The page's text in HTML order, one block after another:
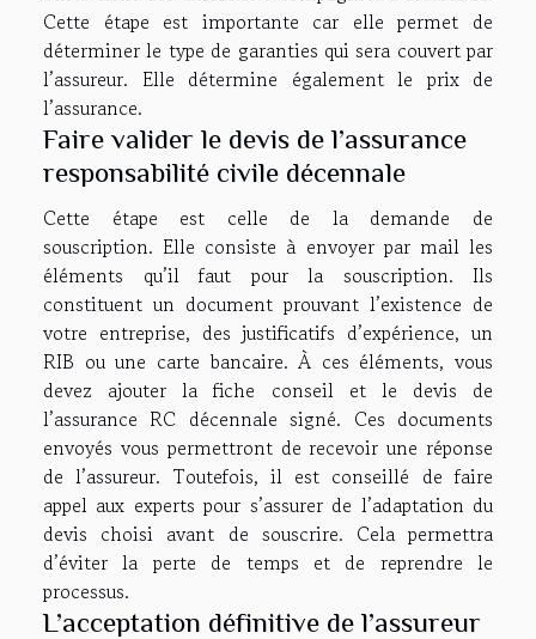
Cette étape est importante car elle permet de
déterminer le type de garanties qui sera couvert par
l’assureur. Elle détermine également le prix de
l’assurance.
Faire valider le devis de l’assurance
responsabilité civile décennale
Cette étape est celle de la demande de
souscription. Elle consiste à envoyer par mail les
éléments qu’il faut pour la souscription. Ils
constituent un document prouvant l’existence de
votre entreprise, des justificatifs d’expérience, un
RIB ou une carte bancaire. À ces éléments, vous
devez ajouter la fiche conseil et le devis de
l’assurance RC décennale signé. Ces documents
envoyés vous permettront de recevoir une réponse
de l’assureur. Toutefois, il est conseillé de faire
appel aux experts pour s’assurer de l’adaptation du
devis choisi avant de souscrire. Cela permettra
d’éviter la perte de temps et de reprendre le
processus.
L’acceptation définitive de l’assureur